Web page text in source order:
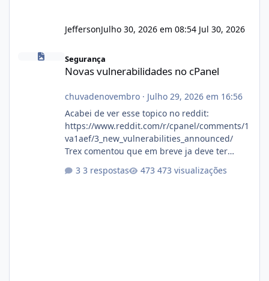
JeffersonJulho 30, 2026 em 08:54 Jul 30, 2026
Novas vulnerabilidades no cPanel
Segurança
Novas vulnerabilidades no cPanel
chuvadenovembro· Julho 29, 2026 em 16:56
Acabei de ver esse topico no reddit:
https://www.reddit.com/r/cpanel/comments/1
va1aef/3_new_vulnerabilities_announced/
Trex comentou que em breve ja deve ter
3 respostas 473 visualizações